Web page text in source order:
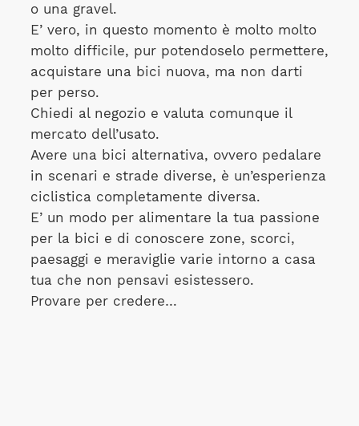
o una gravel.
E’ vero, in questo momento è molto molto
molto difficile, pur potendoselo permettere,
acquistare una bici nuova, ma non darti
per perso.
Chiedi al negozio e valuta comunque il
mercato dell’usato.
Avere una bici alternativa, ovvero pedalare
in scenari e strade diverse, è un’esperienza
ciclistica completamente diversa.
E’ un modo per alimentare la tua passione
per la bici e di conoscere zone, scorci,
paesaggi e meraviglie varie intorno a casa
tua che non pensavi esistessero.
Provare per credere…